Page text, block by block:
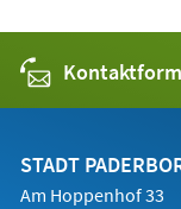
STADT
Am Hoppenhof 33